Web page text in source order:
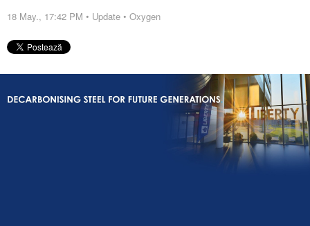
18 May., 17:42 PM • Update • Oxygen